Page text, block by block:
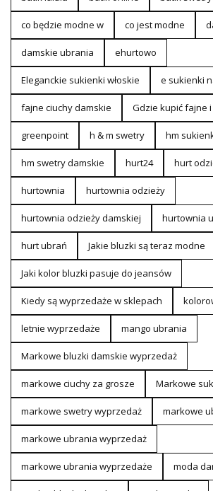
co będzie modne w co jest modne
damskie ubrania ehurtowo
Eleganckie sukienki włoskie e sukienki
fajne ciuchy damskie Gdzie kupić fajne
greenpoint h & m swetry hm
hm swetry damskie hurt24 hurt
hurtownia hurtownia odzieży
hurtownia odzieży damskiej hurtownia
hurt ubrań Jakie bluzki są teraz modne
Jaki kolor bluzki pasuje do jeansów
Kiedy są wyprzedaże w sklepach
letnie wyprzedaże mango ubrania
Markowe bluzki damskie wyprzedaż
markowe ciuchy za grosze Markowe
markowe swetry wyprzedaż markowe
markowe ubrania wyprzedaż
markowe ubrania wyprzedaże moda